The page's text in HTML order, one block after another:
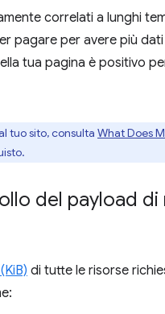
correlati a lunghi
pagare per avere più
tua pagina è positivo
tuo sito, consulta What Does
del payload
di tutte le risorse